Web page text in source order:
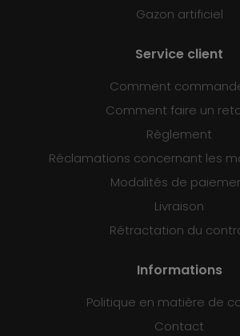
Gazon artificiel
Service client
Comment
Comment faire un
Règlement
Réclamations concernant les
Modalités de
Livraison
Rétractation du
Informations
Politique en matière de
Contact